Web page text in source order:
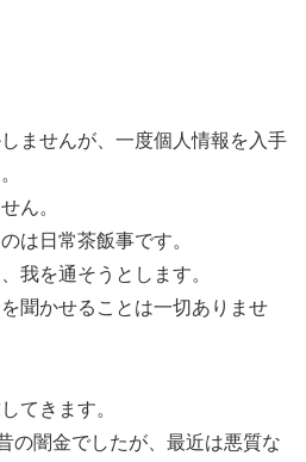
ませんが、一度個人情報を入手
ん。
は日常茶飯事です。
我を通そうとします。
聞かせることは一切ありませ
てきます。
の闇金でしたが、最近は悪質な